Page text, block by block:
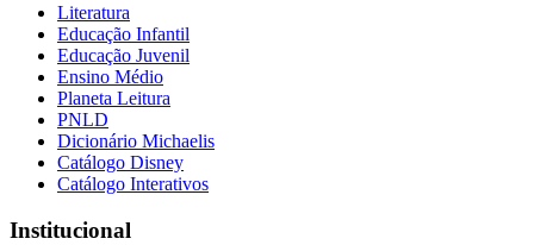
Literatura
Educação Infantil
Educação Juvenil
Ensino Médio
Planeta Leitura
PNLD
Dicionário Michaelis
Catálogo Disney
Catálogo Interativos
Institucional